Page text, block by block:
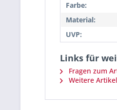
Farbe:
Material:
UVP:
Links für
Fragen zum
Weitere